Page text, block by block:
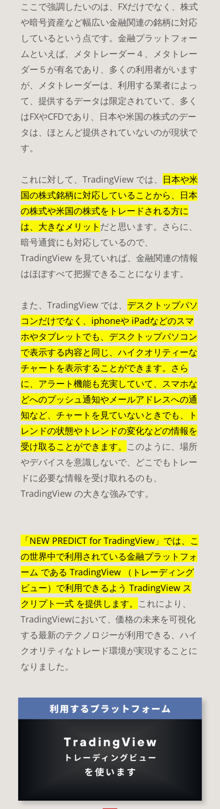
ここで強調したいのは、FXだけでなく、株式
や暗号資産など幅広い金融関連の銘柄に対応
しているという点です。金融プラットフォー
ムといえば、メタトレーダー４、メタトレー
ダー５が有名であり、多くの利用者がいます
が、メタトレーダーは、利用する業者によっ
て、提供するデータは限定されていて、多く
はFXやCFDであり、日本や米国の株式のデー
タは、ほとんど提供されていないのが現状で
す。
これに対して、TradingView では、 日本や米
国の株式銘柄に対応していることから、日本
の株式や米国の株式をトレードされる方に
は、大きなメリット だと思います。さらに、
暗号通貨にも対応しているので、
TradingView を見ていれば、金融関連の情報
はほぼすべて把握できることになります。
また、TradingView では、 デスクトップパソ
コンだけでなく、iphoneや iPadなどのスマ
ホやタブレットでも、デスクトップパソコン
で表示する内容と同じ、ハイクオリティーな
チャートを表示することができます。さら
に、アラート機能も充実していて、スマホな
どへのプッシュ通知やメールアドレスへの通
知など、チャートを見ていないときでも、ト
レンドの状態やトレンドの変化などの情報を
受け取ることができます。 このように、場所
やデバイスを意識しないで、どこでもトレー
ドに必要な情報を受け取れるのも、
TradingView の大きな強みです。
「NEW PREDICT for TradingView」では、こ
の世界中で利用されている金融プラットフォ
ーム である TradingView （トレーディング
ビュー）で利用できるよう TradingView ス
クリプト一式 を提供します。 これにより、
TradingViewにおいて、価格の未来を可視化
する最新のテクノロジーが利用できる、ハイ
クオリティなトレード環境が実現することに
なりました。